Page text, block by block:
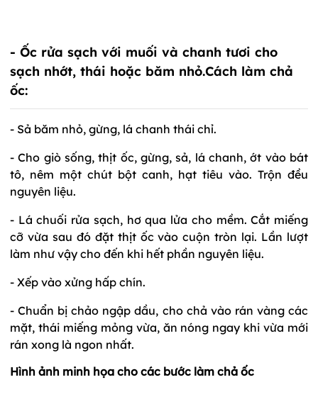
- Ốc rửa sạch với muối và chanh tươi cho
sạch nhớt, thái hoặc băm nhỏ.Cách làm chả
ốc:
- Sả băm nhỏ, gừng, lá chanh thái chỉ.
- Cho giò sống, thịt ốc, gừng, sả, lá chanh, ớt vào bát
tô, nêm một chút bột canh, hạt tiêu vào. Trộn đều
nguyên liệu.
- Lá chuối rửa sạch, hơ qua lửa cho mềm. Cắt miếng
cỡ vừa sau đó đặt thịt ốc vào cuộn tròn lại. Lần lượt
làm như vậy cho đến khi hết phần nguyên liệu.
- Xếp vào xửng hấp chín.
- Chuẩn bị chảo ngập dầu, cho chả vào rán vàng các
mặt, thái miếng mỏng vừa, ăn nóng ngay khi vừa mới
rán xong là ngon nhất.
Hình ảnh minh họa cho các bước làm chả ốc